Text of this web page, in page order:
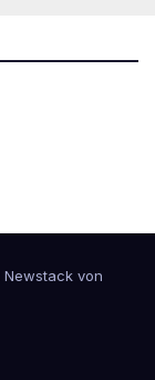
Newstack von